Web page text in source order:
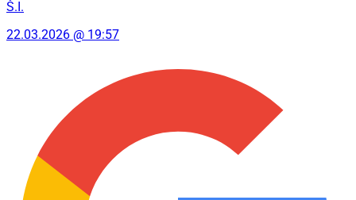
Š.I.
22.03.2026 @ 19:57